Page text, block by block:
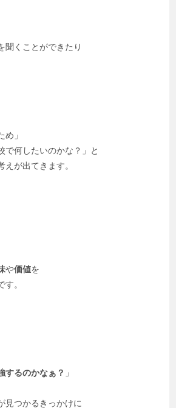
聞くことができたり
め」
で何したいのかな？」と
が出てきます。
や価値を
。
するのかなぁ？ 」
見つかるきっかけに